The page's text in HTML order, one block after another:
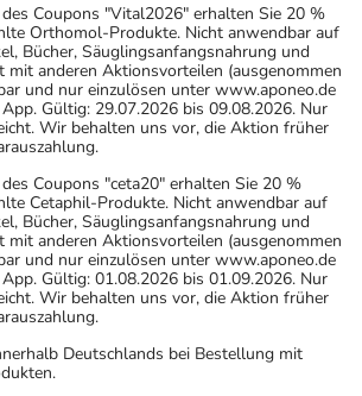
Coupons "Vital2026" erhalten Sie 20 %
Orthomol-Produkte. Nicht anwendbar auf
Bücher, Säuglingsanfangsnahrung und
mit anderen Aktionsvorteilen (ausgenommen
und nur einzulösen unter www.aponeo.de
Gültig: 29.07.2026 bis 09.08.2026. Nur
Wir behalten uns vor, die Aktion früher
Coupons "ceta20" erhalten Sie 20 %
Cetaphil-Produkte. Nicht anwendbar auf
Bücher, Säuglingsanfangsnahrung und
mit anderen Aktionsvorteilen (ausgenommen
und nur einzulösen unter www.aponeo.de
Gültig: 01.08.2026 bis 01.09.2026. Nur
Wir behalten uns vor, die Aktion früher
Deutschlands bei Bestellung mit